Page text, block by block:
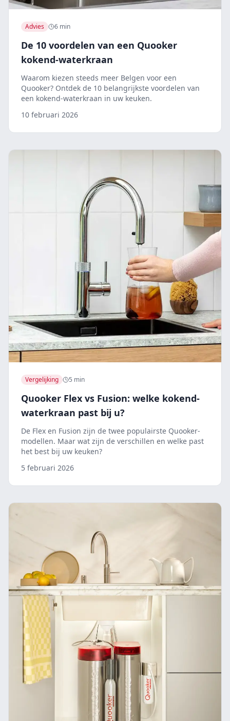
Advies 6 min
De 10 voordelen van een Quooker
kokend-waterkraan
Waarom kiezen steeds meer Belgen voor een
Quooker? Ontdek de 10 belangrijkste voordelen van
een kokend-waterkraan in uw keuken.
10 februari 2026
Vergelijking 5 min
Quooker Flex vs Fusion: welke kokend-
waterkraan past bij u?
De Flex en Fusion zijn de twee populairste Quooker-
modellen. Maar wat zijn de verschillen en welke past
het best bij uw keuken?
5 februari 2026